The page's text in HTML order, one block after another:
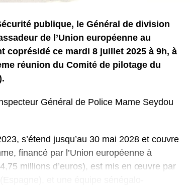
publique, le Général de division
de l’Union européenne au
coprésidé ce mardi 8 juillet 2025 à 9h, à
réunion du Comité de pilotage du
Général de Police Mame Seydou
s’étend jusqu’au 30 mai 2028 et couvre
financé par l’Union européenne à
millions d’euros), est mis en œuvre par